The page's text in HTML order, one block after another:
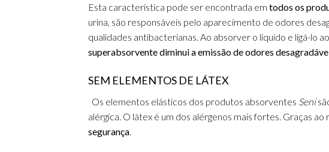
Esta característica pode ser encontrada em todos os
urina, são responsáveis pelo aparecimento de odores
qualidades antibacterianas. Ao absorver o líquido e ligá-lo
superabsorvente diminui a emissão de odores
SEM ELEMENTOS DE LÁTEX
Os elementos elásticos dos produtos absorventes Seni
alérgica. O látex é um dos alérgenos mais fortes. Graças ao
segurança